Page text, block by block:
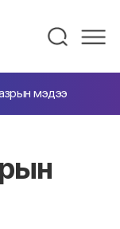
мэдээ